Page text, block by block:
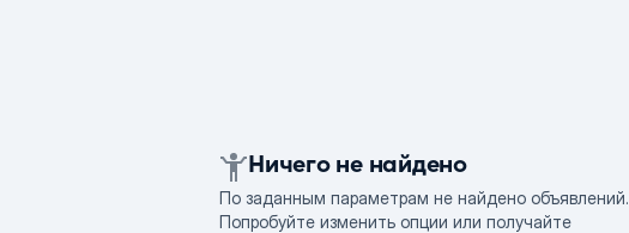
Ничего не найдено
По заданным параметрам не найдено объявлений.
Попробуйте изменить опции или получайте